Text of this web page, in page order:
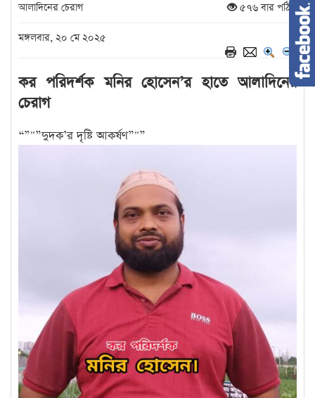
আলাদিনের চেরাগ
৫৭৬ বার পঠিত
মঙ্গলবার, ২০ মে ২০২৫
কর পরিদর্শক মনির হোসেন’র হাতে আলাদিনের
চেরাগ
“”"”দুদক’র দৃষ্টি আকর্ষণ”"”